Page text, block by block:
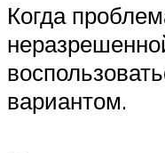
Когда
вариантом.